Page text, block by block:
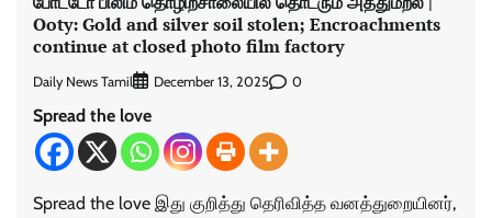
Ooty: Gold and silver soil stolen; Encroachments
continue at closed photo film factory
Daily News Tamil December 13, 2025 0
Spread the love
Spread the love இது குறித்து தெரிவித்த வனத்துறையினர்,